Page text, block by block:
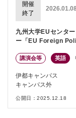
開催
終了
九州大学EUセンタ
ー「EU Foreign
講演会等 英語
伊都キャンパス
キャンパス外
公開日：2025.12.18